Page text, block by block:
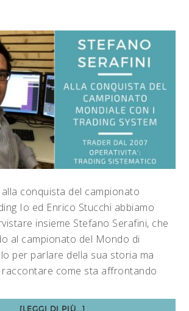
conquista del campionato
Io ed Enrico Stucchi abbiamo
insieme Stefano Serafini, che
al campionato del Mondo di
per parlare della sua storia ma
come sta affrontando
[LEGGI DI PIÙ...]